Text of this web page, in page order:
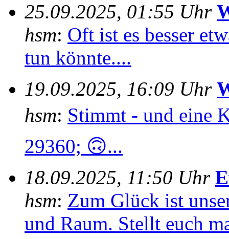
25.09.2025, 01:55 Uhr
hsm: Oft ist es besser
tun könnte....
19.09.2025, 16:09 Uhr
hsm: Stimmt - und eine
29360; 🙃...
18.09.2025, 11:50 Uhr
hsm: Zum Glück ist
und Raum. Stellt euch